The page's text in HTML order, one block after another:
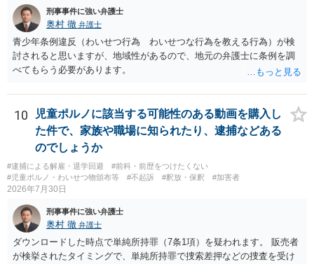
刑事事件に強い弁護士
奥村 徹 弁護士
青少年条例違反（わいせつ行為 わいせつな行為を教える行為）が検
討されると思いますが、地域性があるので、地元の弁護士に条例を調
べてもらう必要があります。
10
児童ポルノに該当する可能性のある動画を購入し
た件で、家族や職場に知られたり、逮捕などある
のでしょうか
#逮捕による解雇・退学回避
#前科・前歴をつけたくない
#児童ポルノ・わいせつ物頒布等
#不起訴 #釈放・保釈 #加害者
2026年7月30日
刑事事件に強い弁護士
奥村 徹 弁護士
ダウンロードした時点で単純所持罪（7条1項）を疑われます。 販売者
が検挙されたタイミングで、単純所持罪で捜索差押などの捜査を受け